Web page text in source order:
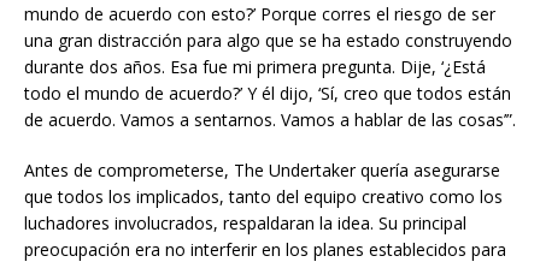
mundo de acuerdo con esto?’ Porque corres el riesgo de ser
una gran distracción para algo que se ha estado construyendo
durante dos años. Esa fue mi primera pregunta. Dije, ‘¿Está
todo el mundo de acuerdo?’ Y él dijo, ‘Sí, creo que todos están
de acuerdo. Vamos a sentarnos. Vamos a hablar de las cosas’”.
Antes de comprometerse, The Undertaker quería asegurarse
que todos los implicados, tanto del equipo creativo como los
luchadores involucrados, respaldaran la idea. Su principal
preocupación era no interferir en los planes establecidos para